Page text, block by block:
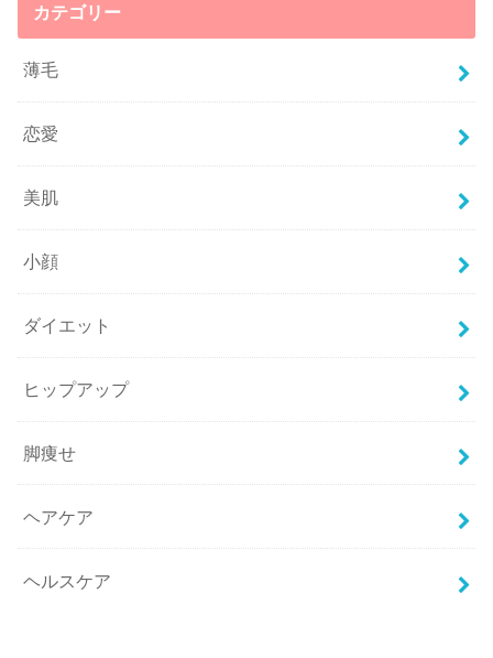
カテゴリー
薄毛
恋愛
美肌
小顔
ダイエット
ヒップアップ
脚痩せ
ヘアケア
ヘルスケア